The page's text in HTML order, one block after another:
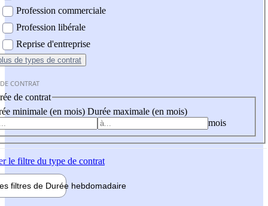
Profession commerciale
Profession libérale
Reprise d'entreprise
de types de contrat
CONTRAT
de contrat
minimale (en mois) Durée maximale (en mois)
mois
le filtre du type de contrat
filtres de Durée hebdomadaire